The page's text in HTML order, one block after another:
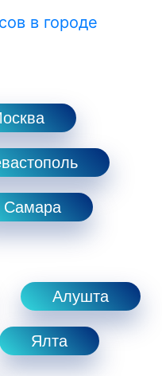
в городе
Самара
Алушта
Ялта